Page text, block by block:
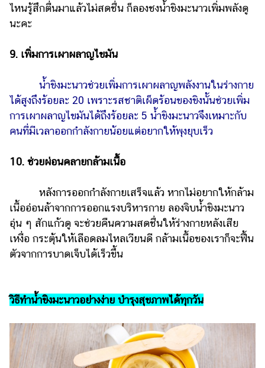
ไหนรู้สึกตื่นมาแล้วไม่สดชื่น ก็ลองชงน้ำขิงมะนาวเพิ่มพลังดู
นะคะ
9. เพิ่มการเผาผลาญไขมัน
น้ำขิงมะนาวช่วยเพิ่มการเผาผลาญพลังงานในร่างกาย
ได้สูงถึงร้อยล­­­ะ 20 เพราะรสชาติเผ็ดร้อนของขิงนั้นช่วยเพิ่ม
การเผาผลาญไขมันได้ถึงร้อยละ 5 น้ำขิงมะนาวจึงเหมาะกับ
คนที่มีเวลาออกกำลังกายน้อยแต่อยากให้พุงยุบเร็ว
10. ช่วยผ่อนคลายกล้ามเนื้อ
หลังการออกกำลังกายเสร็จแล้ว หากไม่อยากให้กล้าม
เนื้ออ่อนล้าจากการออกแรงบริหารกาย ลองจิบน้ำขิงมะนาว
อุ่น ๆ สักแก้วดู จะช่วยคืนความสดชื่นให้ร่างกายหลังเสีย
เหงื่อ กระตุ้นให้เลือดลมไหลเวียนดี กล้ามเนื้อของเราก็จะฟื้น
ตัวจากการบาดเจ็บได้เร็วขึ้น
วิธีทำน้ำขิงมะนาวอย่างง่าย บำรุงสุขภาพได้ทุกวัน